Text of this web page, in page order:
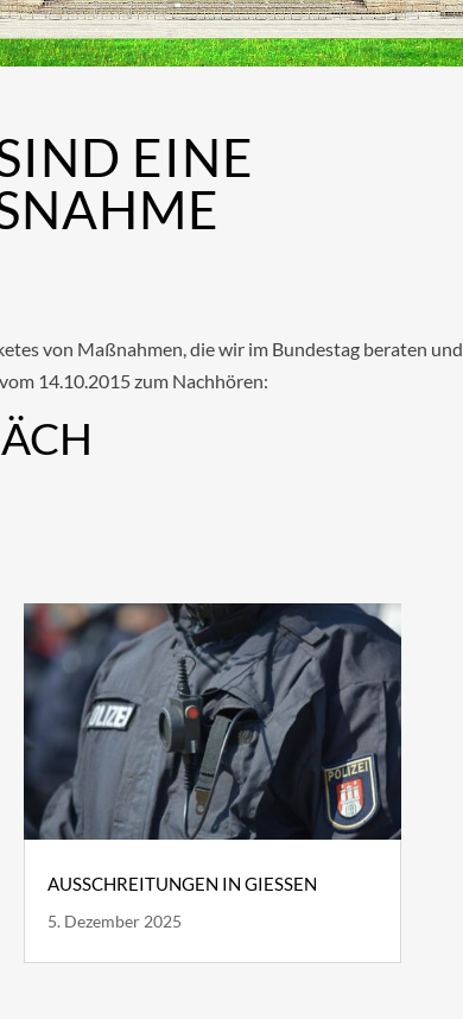
EINE
von Maßnahmen, die wir im Bundestag beraten und
14.10.2015 zum Nachhören:
AUSSCHREITUNGEN IN GIESSEN
5. Dezember 2025